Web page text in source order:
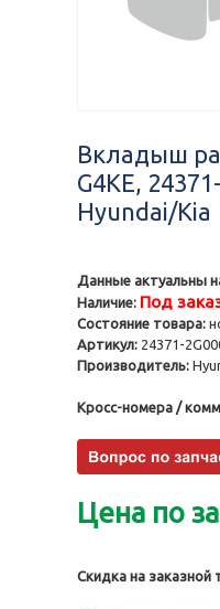
Вкладыш
G4KE,
Hyundai/Kia
Данные актуальны
Наличие: Под
Состояние товара:
Артикул: 24371-
Производитель:
Кросс-номера /
Цена по
Скидка на заказной